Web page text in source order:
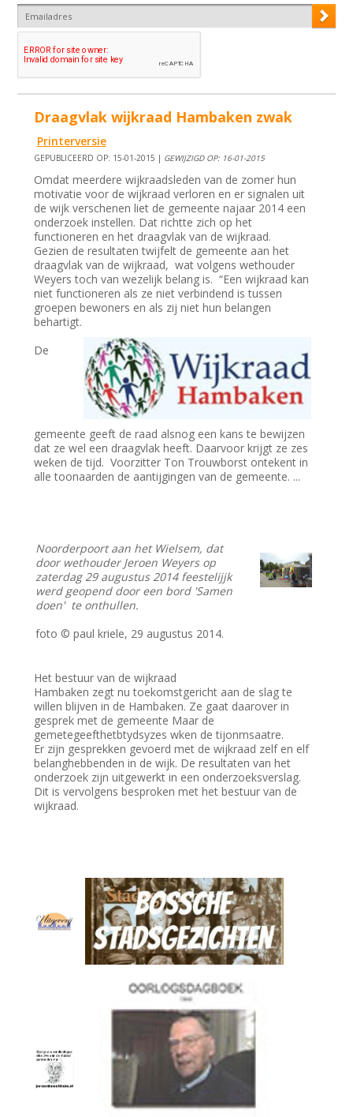
Draagvlak wijkraad Hambaken zwak
Printerversie
GEPUBLICEERD OP: 15-01-2015 | GEWIJZIGD OP: 16-01-2015
Omdat meerdere wijkraadsleden van de zomer hun
motivatie voor de wijkraad verloren en er signalen uit
de wijk verschenen liet de gemeente najaar 2014 een
onderzoek instellen. Dat richtte zich op het
functioneren en het draagvlak van de wijkraad.
Gezien de resultaten twijfelt de gemeente aan het
draagvlak van de wijkraad, wat volgens wethouder
Weyers toch van wezelijk belang is. “Een wijkraad kan
niet functioneren als ze niet verbindend is tussen
groepen bewoners en als zij niet hun belangen
behartigt.
De
gemeente geeft de raad alsnog een kans te bewijzen
dat ze wel een draagvlak heeft. Daarvoor krijgt ze zes
weken de tijd. Voorzitter Ton Trouwborst ontekent in
alle toonaarden de aantijgingen van de gemeente. ...
Noorderpoort aan het Wielsem, dat
door wethouder Jeroen Weyers op
zaterdag 29 augustus 2014 feestelijjk
werd geopend door een bord 'Samen
doen' te onthullen.
foto © paul kriele, 29 augustus 2014.
Het bestuur van de wijkraad
Hambaken zegt nu toekomstgericht aan de slag te
willen blijven in de Hambaken. Ze gaat daarover in
gesprek met de gemeente Maar de
gemetegeefthetbtydsyzes wken de tijonmsaatre.
Er zijn gesprekken gevoerd met de wijkraad zelf en elf
belanghebbenden in de wijk. De resultaten van het
onderzoek zijn uitgewerkt in een onderzoeksverslag.
Dit is vervolgens besproken met het bestuur van de
wijkraad.